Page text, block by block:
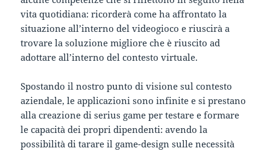
vita quotidiana: ricorderà come ha affrontato la
situazione all’interno del videogioco e riuscirà a
trovare la soluzione migliore che è riuscito ad
adottare all’interno del contesto virtuale.
Spostando il nostro punto di visione sul contesto
aziendale, le applicazioni sono infinite e si prestano
alla creazione di serius game per testare e formare
le capacità dei propri dipendenti: avendo la
possibilità di tarare il game-design sulle necessità